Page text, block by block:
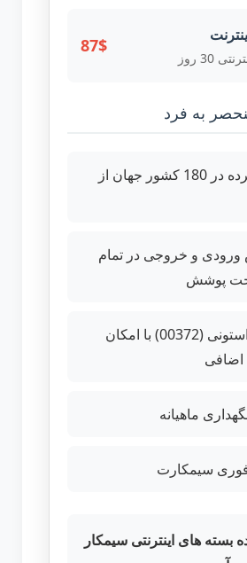
30 روز
87$
به فرد
پوشش گسترده در 180 کشور جهان از
ورودی و خروجی در تمام
پوشش
پیش‌شماره استونی (00372) با امکان
اضافی
ماهیانه
سیمکارت
بسته های اینترنتی سیمکار